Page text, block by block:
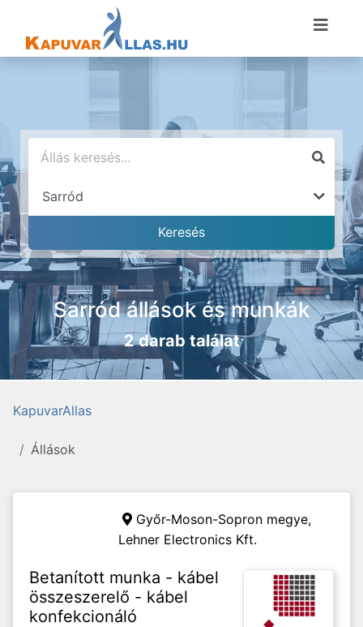
Sarród állások és munkák
2 darab találat
KapuvarAllas
Állások
Győr-Moson-Sopron megye,
Lehner Electronics Kft.
Betanított munka - kábel
összeszerelő - kábel
konfekcionáló